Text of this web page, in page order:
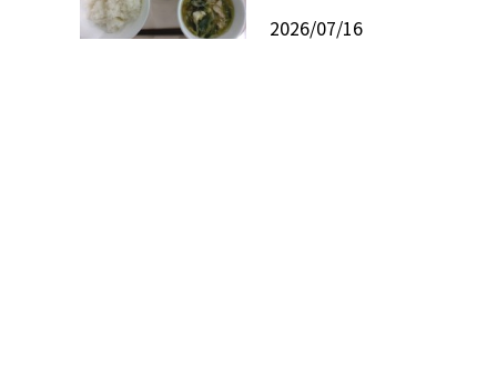
2026/07/16